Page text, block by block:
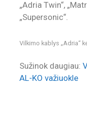
„Adria Twin“,
„Supersonic“.
Vilkimo kablys „Adria“
Sužinok daugiau:
AL-KO važiuokle